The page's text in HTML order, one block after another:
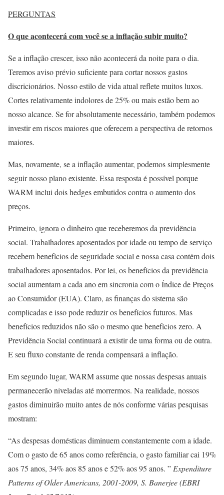
PERGUNTAS
O que acontecerá com você se a inflação subir muito?
Se a inflação crescer, isso não acontecerá da noite para o dia.
Teremos aviso prévio suficiente para cortar nossos gastos
discricionários. Nosso estilo de vida atual reflete muitos luxos.
Cortes relativamente indolores de 25% ou mais estão bem ao
nosso alcance. Se for absolutamente necessário, também podemos
investir em riscos maiores que oferecem a perspectiva de retornos
maiores.
Mas, novamente, se a inflação aumentar, podemos simplesmente
seguir nosso plano existente. Essa resposta é possível porque
WARM inclui dois hedges embutidos contra o aumento dos
preços.
Primeiro, ignora o dinheiro que receberemos da previdência
social. Trabalhadores aposentados por idade ou tempo de serviço
recebem benefícios de seguridade social e nossa casa contém dois
trabalhadores aposentados. Por lei, os benefícios da previdência
social aumentam a cada ano em sincronia com o Índice de Preços
ao Consumidor (EUA). Claro, as finanças do sistema são
complicadas e isso pode reduzir os benefícios futuros. Mas
benefícios reduzidos não são o mesmo que benefícios zero. A
Previdência Social continuará a existir de uma forma ou de outra.
E seu fluxo constante de renda compensará a inflação.
Em segundo lugar, WARM assume que nossas despesas anuais
permanecerão niveladas até morrermos. Na realidade, nossos
gastos diminuirão muito antes de nós conforme várias pesquisas
mostram:
“As despesas domésticas diminuem constantemente com a idade.
Com o gasto de 65 anos como referência, o gasto familiar cai 19%
aos 75 anos, 34% aos 85 anos e 52% aos 95 anos. ” Expenditure
Patterns of Older Americans, 2001-2009, S. Banerjee (EBRI